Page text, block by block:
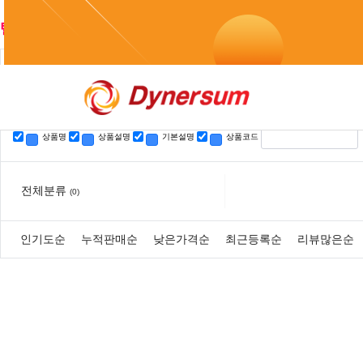
텔레bpmc55□㉡위고비직구업체비만치료제구매
상품명 상품설명 기본설명 상품코드
전체분류 (0)
인기도순 누적판매순 낮은가격순 최근등록순 리뷰많은순